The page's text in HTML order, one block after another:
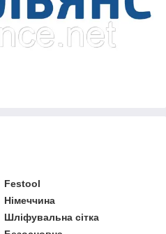
Festool
Німеччина
Шліфувальна сітка